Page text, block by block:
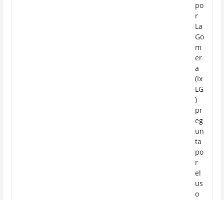
po
r
La
Go
m
er
a
(Ix
LG
)
pr
eg
un
ta
po
r
el
us
o